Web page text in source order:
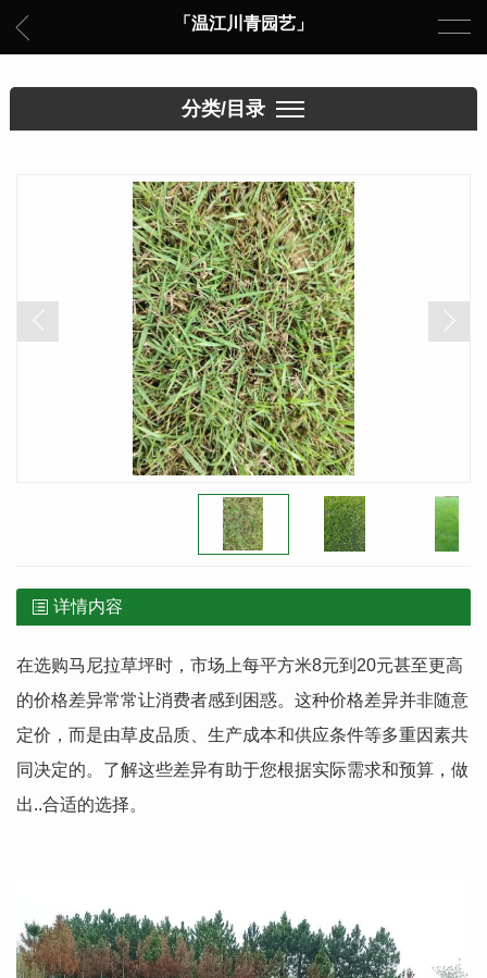
「温江川青园艺」
分类/目录
详情内容
在选购马尼拉草坪时，市场上每平方米8元到20元甚至更高
的价格差异常常让消费者感到困惑。这种价格差异并非随意
定价，而是由草皮品质、生产成本和供应条件等多重因素共
同决定的。了解这些差异有助于您根据实际需求和预算，做
出..合适的选择。